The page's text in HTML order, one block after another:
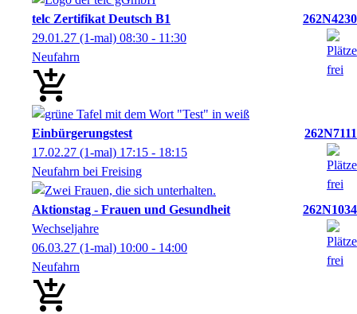
telc Zertifikat Deutsch B1
262N4230
29.01.27 (1-mal) 08:30 - 11:30
Neufahrn
Einbürgerungstest
262N7111
17.02.27 (1-mal) 17:15 - 18:15
Neufahrn bei Freising
Aktionstag - Frauen und Gesundheit
262N1034
Wechseljahre
06.03.27 (1-mal) 10:00 - 14:00
Neufahrn